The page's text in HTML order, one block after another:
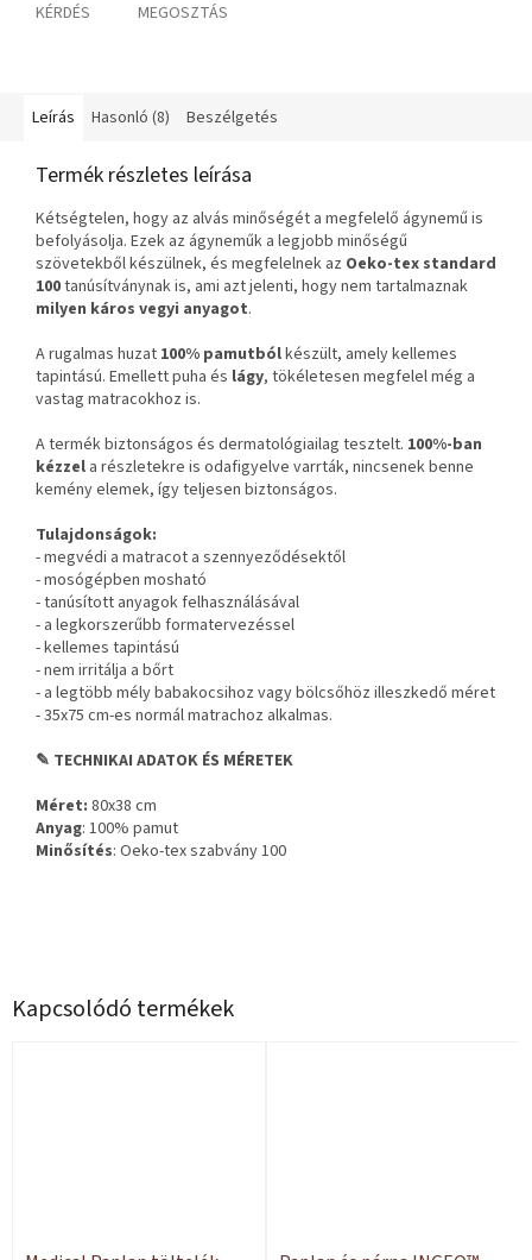
KÉRDÉS MEGOSZTÁS
Kapcsolódó termékek
Leírás Hasonló (8) Beszélgetés
Termék részletes leírása
Kétségtelen, hogy az alvás minőségét a megfelelő ágynemű is
befolyásolja. Ezek az ágyneműk a legjobb minőségű
szövetekből készülnek, és megfelelnek az Oeko-tex standard
100tanúsítványnak is, ami azt jelenti, hogy nem tartalmaznak
milyen káros vegyi anyagot.
A rugalmas huzat 100% pamutbólkészült, amely kellemes
tapintású. Emellett puha és lágy, tökéletesen megfelel még a
vastag matracokhoz is.
A termék biztonságos és dermatológiailag tesztelt. 100%-ban
kézzel a részletekre is odafigyelve varrták, nincsenek benne
kemény elemek, így teljesen biztonságos.
Tulajdonságok:
- megvédi a matracot a szennyeződésektől
- mosógépben mosható
- tanúsított anyagok felhasználásával
- a legkorszerűbb formatervezéssel
- kellemes tapintású
- nem irritálja a bőrt
- a legtöbb mély babakocsihoz vagy bölcsőhöz illeszkedő méret
- 35x75 cm-es normál matrachoz alkalmas.
✎ TECHNIKAI ADATOK ÉS MÉRETEK
Méret: 80x38 cm
Anyag: 100% pamut
Minősítés: Oeko-tex szabvány 100